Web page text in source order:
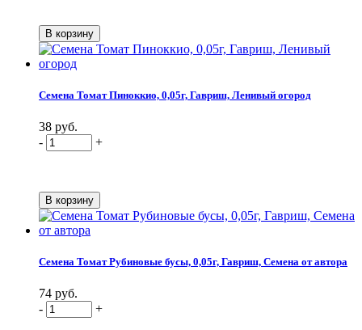
Семена Томат Пиноккио, 0,05г, Гавриш, Ленивый огород
38 руб.
-
+
Семена Томат Рубиновые бусы, 0,05г, Гавриш, Семена от автора
74 руб.
-
+